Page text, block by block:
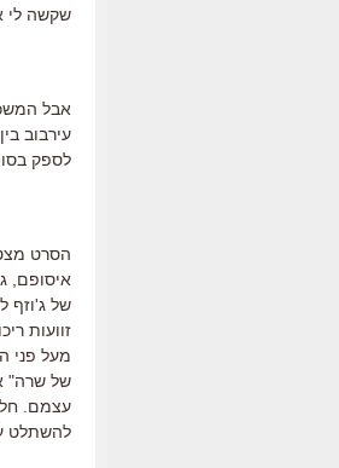
שקשה לי
אבל
עירבוב
לספק
הסרט
איסופם,
של ג'וזף
זוועות
מעל פני
של שרה"
עצמם.
להשתלט